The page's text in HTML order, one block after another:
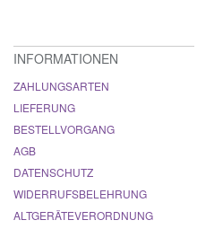
INFORMATIONEN
ZAHLUNGSARTEN
LIEFERUNG
BESTELLVORGANG
AGB
DATENSCHUTZ
WIDERRUFSBELEHRUNG
ALTGERÄTEVERORDNUNG